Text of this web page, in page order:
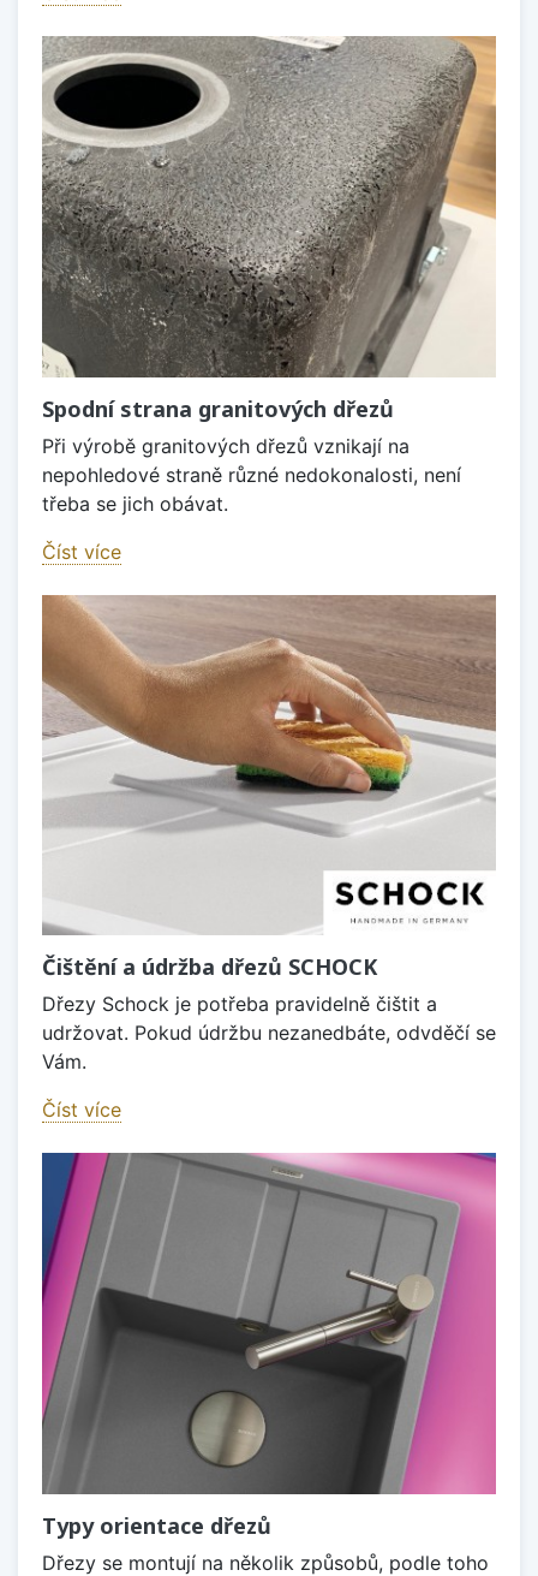
Spodní strana granitových dřezů
Při výrobě granitových dřezů vznikají na
nepohledové straně různé nedokonalosti, není
třeba se jich obávat.
Číst více
Čištění a údržba dřezů SCHOCK
Dřezy Schock je potřeba pravidelně čištit a
udržovat. Pokud údržbu nezanedbáte, odvděčí se
Vám.
Číst více
Typy orientace dřezů
Dřezy se montují na několik způsobů, podle toho